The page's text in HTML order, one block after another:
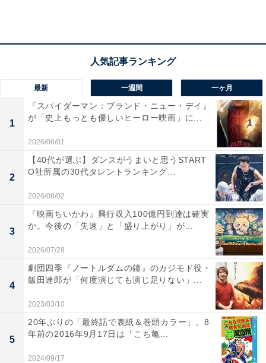
第1位：阿部寛
阿部さんは、1983年に男性ファッション誌『メンズノン
ノ』（集英社）でモデルデビューすると、1987年には映
画『はいからさんが通る』で俳優デビューも果たしまし
た。現在は俳優として活躍しており、コメディからシリ
アスな役まで幅広い役柄を演じています。
『どうする家康』では、戦国最強ともうたわれる武将・
武田信玄役を演じ、その迫力のある姿は圧倒的な強さを
感じさせます。
最新 一週間 一ヶ月
1
『スパイダーマン：ブランド・ニュー・デイ』
が「史上もっとも優しいヒーロー映画」に...
2026/08/01
2
【40代が選ぶ】ダンスがうまいと思うSTART
O社所属の30代タレントランキング...
2026/08/02
3
『映画ちいかわ』興行収入100億円到達は確実
か。今後の「失速」と「盛り上がり」が...
2026/07/28
4
劇団四季『ノートルダムの鐘』のカジモド役・
飯田達郎が「何度演じても演じ足りない」...
2023/03/10
5
20年ぶりの「最終話で表紙＆巻頭カラー」。8
年前の2016年9月17日は「こち亀...
2024/09/17